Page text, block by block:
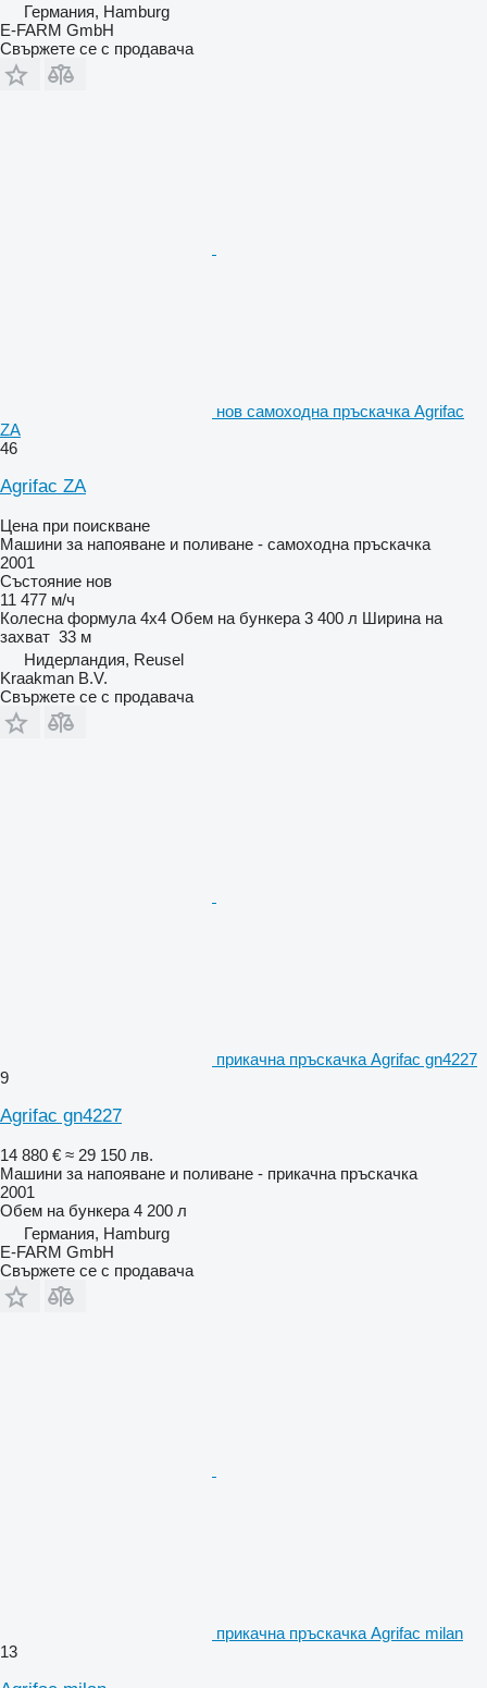
Германия, Hamburg
E-FARM GmbH
Свържете се с продавача
нов самоходна пръскачка Agrifac
ZA
46
Agrifac ZA
Цена при поискване
Машини за напояване и поливане - самоходна пръскачка
2001
Състояние нов
11 477 м/ч
Колесна формула 4x4 Обем на бункера 3 400 л Ширина на
захват 33 м
Нидерландия, Reusel
Kraakman B.V.
Свържете се с продавача
прикачна пръскачка Agrifac gn4227
9
Agrifac gn4227
14 880 € ≈ 29 150 лв.
Машини за напояване и поливане - прикачна пръскачка
2001
Обем на бункера 4 200 л
Германия, Hamburg
E-FARM GmbH
Свържете се с продавача
прикачна пръскачка Agrifac milan
13